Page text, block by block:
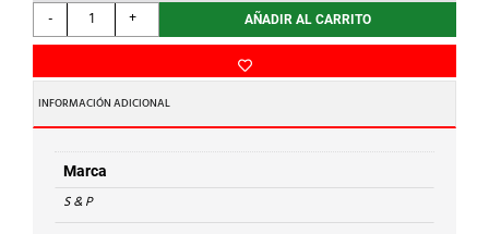
-
&
-
EXTR.BANO
SILENT-
100-
SILVER-
CZ
8W
+ AÑADIR AL CARRITO
INFORMACIÓN ADICIONAL
Marca
S & P